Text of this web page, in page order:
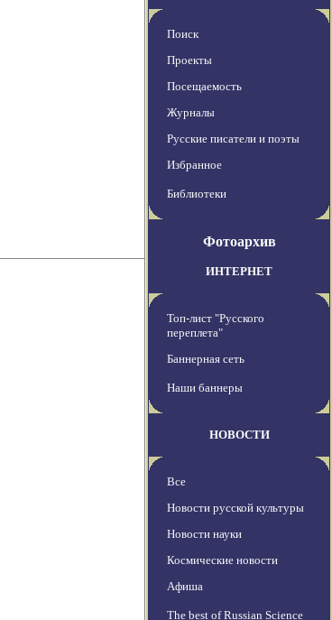
Поиск
Проекты
Посещаемость
Журналы
Русские писатели и поэты
Избранное
Библиотеки
Фотоархив
ИНТЕРНЕТ
Топ-лист "Русского
переплета"
Баннерная сеть
Наши баннеры
НОВОСТИ
Все
Новости русской культуры
Новости науки
Космические новости
Афиша
The best of Russian Science